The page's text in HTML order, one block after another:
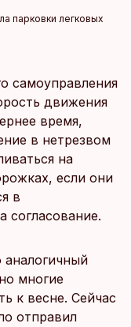
парковки легковых
самоуправления
движения
время,
в нетрезвом
на
если они
в
согласование.
многие
к весне. Сейчас
отправил